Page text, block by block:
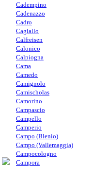
Cadempino
Cadenazzo
Cadro
Cagiallo
Calfreisen
Calonico
Calpiogna
Cama
Camedo
Camignolo
Camischolas
Camorino
Campascio
Campello
Camperio
Campo (Blenio)
Campo (Vallemaggia)
Campocologno
Campora